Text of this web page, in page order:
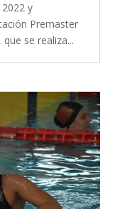
y
Premaster
se realiza...